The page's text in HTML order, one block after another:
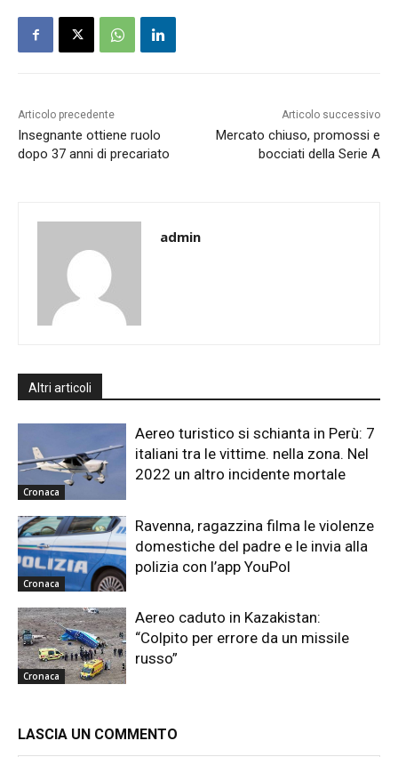
Articolo precedente
Insegnante ottiene ruolo
dopo 37 anni di precariato
Articolo successivo
Mercato chiuso, promossi e
bocciati della Serie A
admin
Altri articoli
Cronaca
Aereo turistico si schianta in Perù: 7
italiani tra le vittime. nella zona. Nel
2022 un altro incidente mortale
Cronaca
Ravenna, ragazzina filma le violenze
domestiche del padre e le invia alla
polizia con l’app YouPol
Cronaca
Aereo caduto in Kazakistan:
“Colpito per errore da un missile
russo”
LASCIA UN COMMENTO